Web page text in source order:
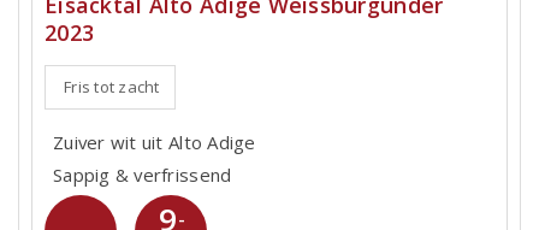
2023
Fris tot zacht
Zuiver wit uit Alto Adige
Sappig & verfrissend
9-